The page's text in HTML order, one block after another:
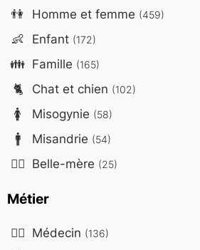
👫 Homme et femme (459)
👶 Enfant (172)
👪 Famille (165)
🐈 Chat et chien (102)
🚺 Misogynie (58)
🚹 Misandrie (54)
🤷‍♀️ Belle-mère (25)
Métier
👨‍⚕️ Médecin (136)